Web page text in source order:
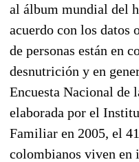
al álbum mundial del
acuerdo con los
de personas están en
desnutrición y en
Encuesta Nacional
elaborada por el
Familiar en 2005, el
colombianos viven en